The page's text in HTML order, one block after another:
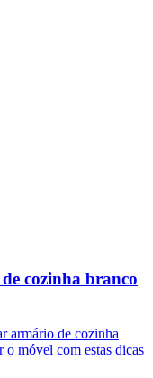
cozinha branco
armário de cozinha
o móvel com estas dicas